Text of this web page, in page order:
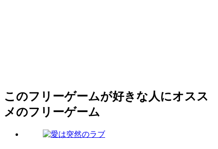
このフリーゲームが好きな人にオスス
メのフリーゲーム